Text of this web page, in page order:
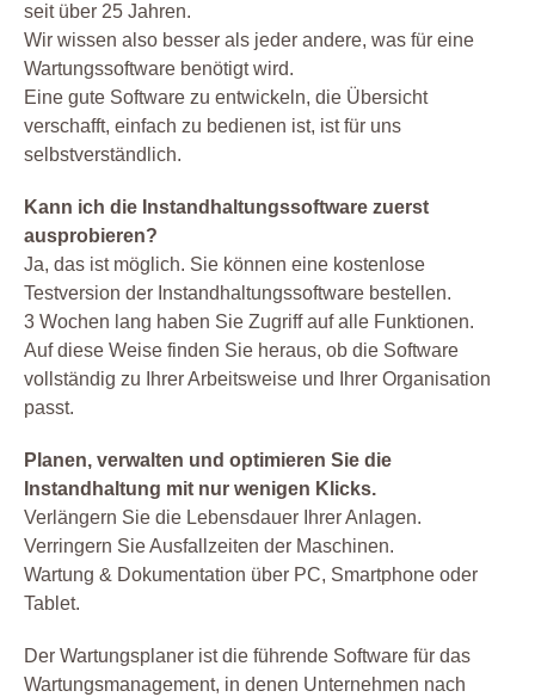
seit über 25 Jahren.
Wir wissen also besser als jeder andere, was für eine
Wartungssoftware benötigt wird.
Eine gute Software zu entwickeln, die Übersicht
verschafft, einfach zu bedienen ist, ist für uns
selbstverständlich.
Kann ich die Instandhaltungssoftware zuerst
ausprobieren?
Ja, das ist möglich. Sie können eine kostenlose
Testversion der Instandhaltungssoftware bestellen.
3 Wochen lang haben Sie Zugriff auf alle Funktionen.
Auf diese Weise finden Sie heraus, ob die Software
vollständig zu Ihrer Arbeitsweise und Ihrer Organisation
passt.
Planen, verwalten und optimieren Sie die
Instandhaltung mit nur wenigen Klicks.
Verlängern Sie die Lebensdauer Ihrer Anlagen.
Verringern Sie Ausfallzeiten der Maschinen.
Wartung & Dokumentation über PC, Smartphone oder
Tablet.
Der Wartungsplaner ist die führende Software für das
Wartungsmanagement, in denen Unternehmen nach